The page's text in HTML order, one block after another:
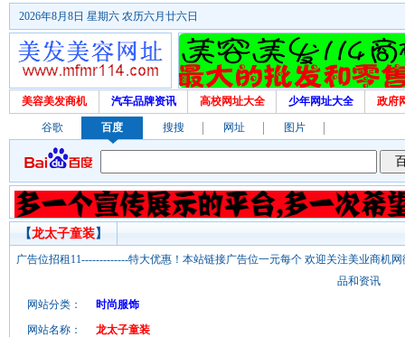
2026年8月8日 星期六 农历六月廿六日
美容美发商机 汽车品牌资讯 高校网址大全 少年网址大全 政府
谷歌 百度 搜搜 网址 图片
【龙太子童装】
广告位招租11-------------特大优惠！本站链接广告位一元每个 欢迎关注美业商机
品和资讯
网站分类：
时尚服饰
网站名称：
龙太子童装